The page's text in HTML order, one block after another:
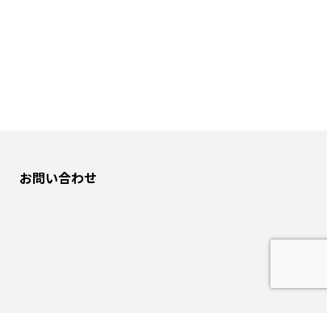
お問い合わせ